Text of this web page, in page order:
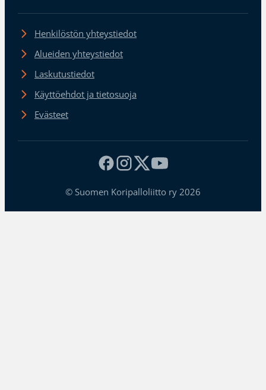
Henkilöstön yhteystiedot
Alueiden yhteystiedot
Laskutustiedot
Käyttöehdot ja tietosuoja
Evästeet
© Suomen Koripalloliitto ry 2026